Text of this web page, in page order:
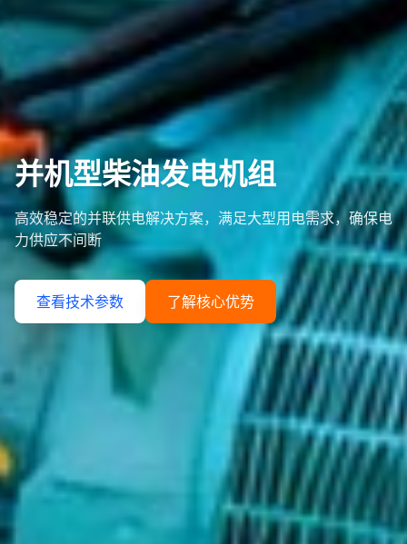
并机型柴油发电机组
高效稳定的并联供电解决方案，满足大型用电需求，确保电
力供应不间断
查看技术参数 了解核心优势